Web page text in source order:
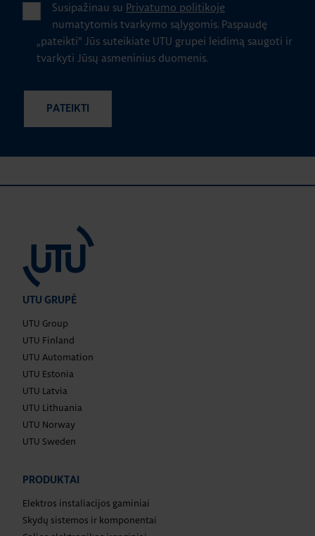
Susipažinau su Privatumo politikoje
numatytomis tvarkymo sąlygomis. Paspaudę
„pateikti" Jūs suteikiate UTU grupei leidimą saugoti ir
tvarkyti Jūsų asmeninius duomenis.
UTU GRUPĖ
UTU Group
UTU Finland
UTU Automation
UTU Estonia
UTU Latvia
UTU Lithuania
UTU Norway
UTU Sweden
PRODUKTAI
Elektros instaliacijos gaminiai
Skydų sistemos ir komponentai